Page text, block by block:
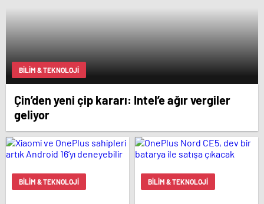
BILIM & TEKNOLOJI
Çin’den yeni çip kararı: Intel’e ağır vergiler
geliyor
BILIM & TEKNOLOJI BILIM & TEKNOLOJI